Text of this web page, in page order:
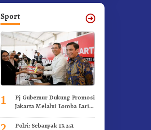
Sport
1
Pj Gubernur Dukung Promosi
Jakarta Melalui Lomba Lari
Polri: Sebanyak 13.251